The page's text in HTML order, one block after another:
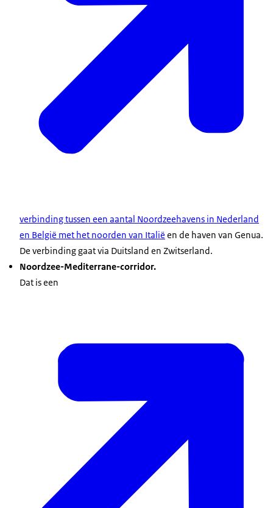
verbinding tussen een aantal Noordzeehavens in Nederland
en België met het noorden van Italië en de haven van Genua.
De verbinding gaat via Duitsland en Zwitserland.
Noordzee-Mediterrane-corridor.
Dat is een